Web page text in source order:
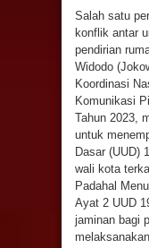
Salah satu
konflik antar
pendirian
Widodo
Koordinasi
Komunikasi
Tahun 2023,
untuk
Dasar (UUD)
wali kota
Padahal
Ayat 2 UUD
jaminan bagi